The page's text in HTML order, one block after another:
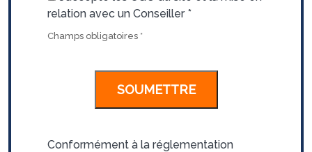
relation avec un Conseiller *
Champs obligatoires *
Conformément à la réglementation